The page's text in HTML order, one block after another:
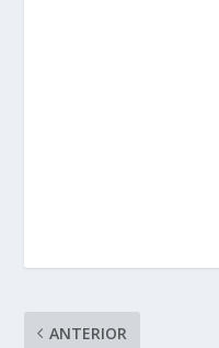
ANTERIOR